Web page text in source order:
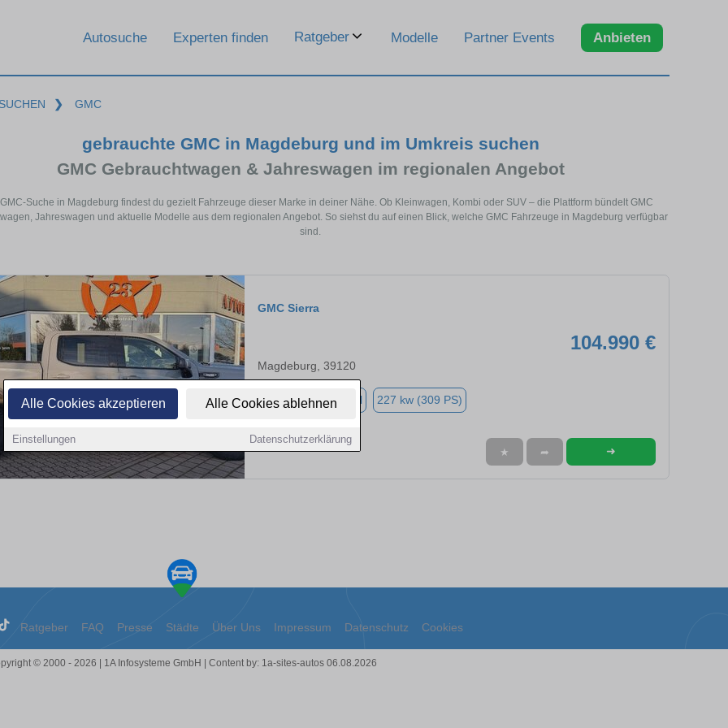
Alle Cookies akzeptieren Alle Cookies ablehnen
Einstellungen Datenschutzerklärung
Autosuche Experten finden Ratgeber Modelle Partner Events Anbieten
❯ GMC
gebrauchte GMC in Magdeburg und im Umkreis suchen
GMC Gebrauchtwagen & Jahreswagen im regionalen Angebot
Suche in Magdeburg findest du gezielt Fahrzeuge dieser Marke in deiner Nähe. Ob Kleinwagen, Kombi oder SUV – die Plattform bündelt GMC
Jahreswagen und aktuelle Modelle aus dem regionalen Angebot. So siehst du auf einen Blick, welche GMC Fahrzeuge in Magdeburg verfügbar
sind.
GMC Sierra
104.990 €
Magdeburg, 39120
16.000 km Diesel 227 kw (309 PS)
★ ➦ ➜
Ratgeber FAQ Presse Städte Über Uns Impressum Datenschutz Cookies
© 2000 - 2026 | 1A Infosysteme GmbH | Content by: 1a-sites-autos 06.08.2026